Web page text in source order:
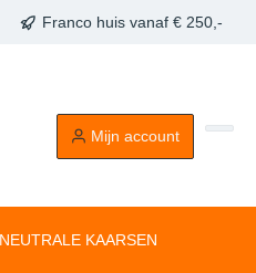
Franco huis vanaf € 250,-
Mijn account
NEUTRALE KAARSEN